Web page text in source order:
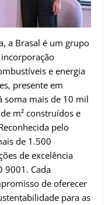
a Brasal é um grupo
e energia
presente em
soma mais de 10 mil
m² construídos e
pelo
de 1.500
de excelência
9001. Cada
de oferecer
para as